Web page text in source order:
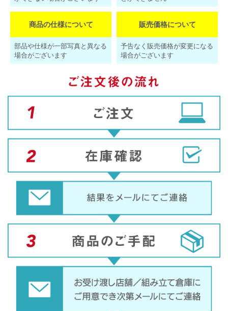
商品の仕様について
部品や仕様が一部写真と異なる
場合がございます
販売価格について
予告なく販売価格が変更になる
場合がございます